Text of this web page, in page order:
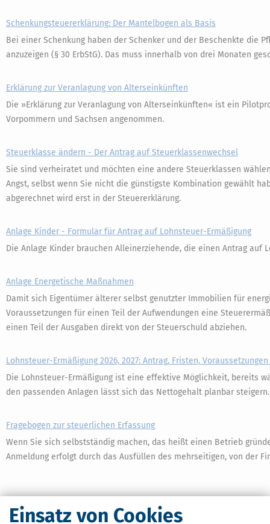
Einsatz von Cookies
Schenkungsteuererklärung: Der Mantelbogen als Basis
Bei einer Schenkung haben der Schenker und der Beschenkte die
anzuzeigen (§ 30 ErbStG). Das muss innerhalb von drei Monaten
Erklärung zur Veranlagung von Alterseinkünften
Die »Erklärung zur Veranlagung von Alterseinkünften« ist ein
Vorpommern und Sachsen angenommen.
Steuerklasse ändern - Der Antrag auf Steuerklassenwechsel
Sie sind verheiratet und möchten eine andere Steuerklassen
Angst, selbst wenn Sie nicht die günstigste Kombination gewählt
abgerechnet wird erst in der Steuererklärung.
Anlage Kinder - Formular für Antrag auf Lohnsteuer-Ermäßigung
Die Anlage Kinder brauchen Alleinerziehende, die einen Antrag auf
Anlage Energetische Maßnahmen
Damit sich Eigentümer älterer selbst genutzter Immobilien für
Voraussetzungen für einen Teil der Aufwendungen eine
einen Teil der Ausgaben direkt von der Steuerschuld abziehen.
Lohnsteuer-Ermäßigung 2026, 2027: Antrag, Fristen,
Die Lohnsteuer-Ermäßigung ist eine effektive Möglichkeit, bereits
den passenden Anlagen lässt sich das Nettogehalt planbar steigern.
Fragebogen zur steuerlichen Erfassung
Wenn Sie sich selbstständig machen, das heißt einen Betrieb
Anmeldung erfolgt durch das Ausfüllen des mehrseitigen, von der